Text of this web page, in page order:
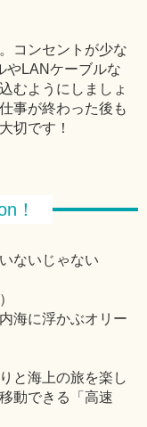
コンセントが少な
やLANケーブルな
むようにしましょ
事が終わった後も
切です！
！
ないじゃない
海に浮かぶオリー
と海上の旅を楽し
動できる「高速